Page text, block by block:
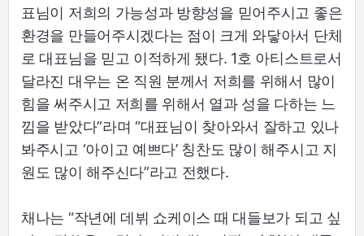
표님이 저희의 가능성과 방향성을 믿어주시고 좋은
환경을 만들어주시겠다는 점이 크게 와닿아서 단체
로 대표님을 믿고 이적하게 됐다. 1호 아티스트로서
달라진 대우는 온 직원 분께서 저희를 위해서 많이
힘을 써주시고 저희를 위해서 열과 성을 다하는 느
낌을 받았다”라며 “대표님이 찾아와서 잘하고 있나
봐주시고 ‘아이고 예쁘다’ 칭찬도 많이 해주시고 지
원도 많이 해주신다”라고 전했다.
채나는 “작년에 데뷔 쇼케이스 때 대들보가 되고 싶